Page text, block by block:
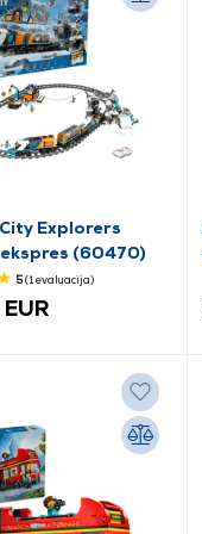
Explorers
(60470)
5(1 evaluacija)